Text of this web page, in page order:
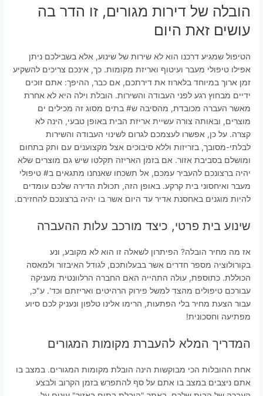
הובלה של דירות מגורים, זו הדר בה
עושים זאת היום
הטיפול שמגיע דרכנו הוא לא שירות של שינוע, אלא בשבילכם ניתן
אפילו טיפולי מעבר ועיטוף ואריזת מקומות. כך, אינכם צריכים להשקיע
זמן ארוך במיוחד בלארוז את דירתכם, אם כבר, ההיפך: אתם זוכים
ידיים מבחוץ רגע לפני העבודה והשירות. הובלת וילה היא לא אחרת
מאשר העברה מכובדת, מהסיבה ש# בתים מסוג זה מכילים ים
מוצרים, ובאותה צורה עשיית אריזת הבית באופן טבעי, הינה לא
קצרה. על כן, אפשרו לעצמכם לגרום לשינוי העבודה והשירות
לבלתי-מסובך, בזריזות וללא סיבוכים אצל מקצוענים עם ותק בתחום
ומושלם בסביבת אזור. אם בזמן האריזה תקלטו שיש גם מוצרים שלא
יהיה ברצונכם להעביר עמכם, אל תשכחו שאנחנו מתגאים ב# טיפולי
מעבר ואיחסוני בית קרקע. באופן הזה, תכולת הדירה שלכם עומדים
להיות מוגנים באחסנת אדיר עד היום אשר בו יהיה ברצונכם להחזירם.
שינוע בית פרטי, כיצד מורכב עלות ההעברה
אז מה מחיר הובלה? הפיתרון לשאלה זו הוא לא מקובע, ונע
בקורולוציה מספר חדרים אשר בבעלותכם, לגודל האיבזור ולמאסה
הכוללת. כתוספת, עולה התהייה האם החברה הרלוונטית מעניקה
עבורכם טיפולים מהצד למשל פירוק הרהיטים ואריזתם וכד'. ע"כ,
עבור הצעת מחיר בלי הפתעות, הרימו אלינו טלפון ונעניק לכם סיוע
מפתיעה וחסכונית!
המדריך המלא להעברת מקומות המגורים
אחת ההובלות הכי מבוקשות הינה הובלת מקומות המגורים. במצב בו
אתם ניצבים במצב בו אתם על סף להתפרש בזמן הקרוב ולבצע